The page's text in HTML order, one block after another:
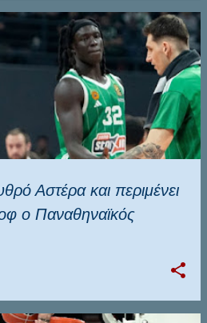
Αστέρα και περιμένει
ο Παναθηναϊκός